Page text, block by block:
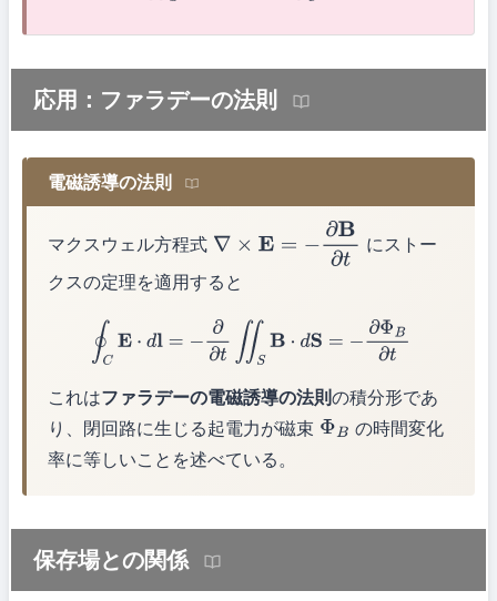
応用：ファラデーの法則
電磁誘導の法則
マクスウェル方程式 ∇× E=−∂B∂t
にストー
クスの定理を適用すると
∮C ∂∂ ∬ SB ⋅dS −∂
これはファラデーの電磁誘導の法則の積分形であ
り、閉回路に生じる起電力が磁束 ΦB の時間変化
率に等しいことを述べている。
保存場との関係